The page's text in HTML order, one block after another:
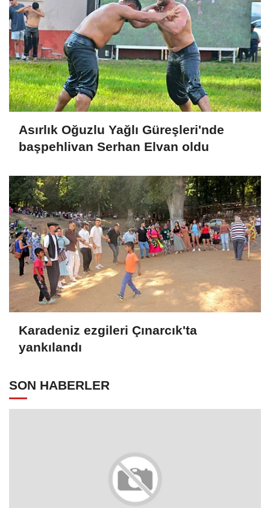
Asırlık Oğuzlu Yağlı Güreşleri'nde
başpehlivan Serhan Elvan oldu
Karadeniz ezgileri Çınarcık'ta
yankılandı
SON HABERLER